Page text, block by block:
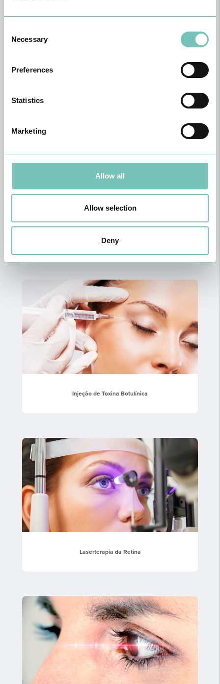
Selection
Necessary
Preferences
Statistics
Marketing
Allow all
Allow selection
Deny
Injeção de Toxina Botulínica
Laserterapia da Retina